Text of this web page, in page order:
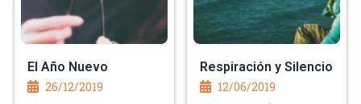
El Año Nuevo
26/12/2019
Respiración y Silencio
12/06/2019